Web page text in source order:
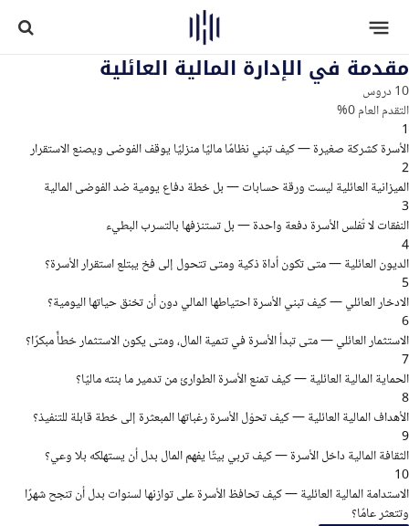
مقدمة في الإدارة المالية العائلية
10 دروس
التقدم العام0%
1
الأسرة كشركة صغيرة — كيف تبني نظامًا ماليًا منزليًا يوقف الفوضى ويصنع الاستقرار
2
الميزانية العائلية ليست ورقة حسابات — بل خطة دفاع يومية ضد الفوضى المالية
3
النفقات لا تُفلس الأسرة دفعة واحدة — بل تستنزفها بالتسرب البطيء
4
الديون العائلية — متى تكون أداة ذكية ومتى تتحول إلى فخ يبتلع استقرار الأسرة؟
5
الادخار العائلي — كيف تبني الأسرة احتياطها المالي دون أن تخنق حياتها اليومية؟
6
الاستثمار العائلي — متى تبدأ الأسرة في تنمية المال، ومتى يكون الاستثمار خطأً مبكرًا؟
7
الحماية المالية العائلية — كيف تمنع الأسرة الطوارئ من تدمير ما بنته ماليًا؟
8
الأهداف المالية العائلية — كيف تحوّل الأسرة رغباتها المبعثرة إلى خطة قابلة للتنفيذ؟
9
الثقافة المالية داخل الأسرة — كيف تربي بيتًا يفهم المال بدل أن يستهلكه بلا وعي؟
10
الاستدامة المالية العائلية — كيف تحافظ الأسرة على توازنها لسنوات بدل أن تنجح شهرًا
وتتعثر عامًا؟